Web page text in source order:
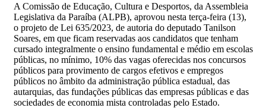
A Comissão de Educação, Cultura e Desportos, da Assembleia
Legislativa da Paraíba (ALPB), aprovou nesta terça-feira (13),
o projeto de Lei 635/2023, de autoria do deputado Tanilson
Soares, em que ficam reservadas aos candidatos que tenham
cursado integralmente o ensino fundamental e médio em escolas
públicas, no mínimo, 10% das vagas oferecidas nos concursos
públicos para provimento de cargos efetivos e empregos
públicos no âmbito da administração pública estadual, das
autarquias, das fundações públicas das empresas públicas e das
sociedades de economia mista controladas pelo Estado.